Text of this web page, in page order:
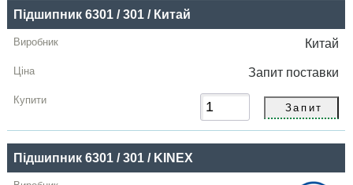
Назва
Виробник
Радіальний
грн
Купити
Підшипник 6301 / 301 / Китай
Китай
Запит поставки
Підшипник 6301 / 301 / KINEX